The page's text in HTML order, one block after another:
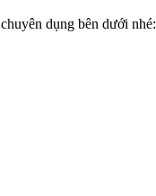
chuyên dụng bên dưới nhé: